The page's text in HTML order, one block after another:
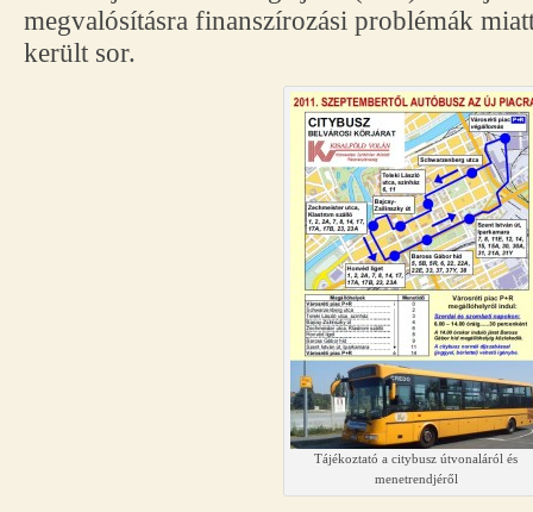
megvalósításra finanszírozási problémák
került sor.
Tájékoztató a citybusz útvonaláról és
menetrendjéről